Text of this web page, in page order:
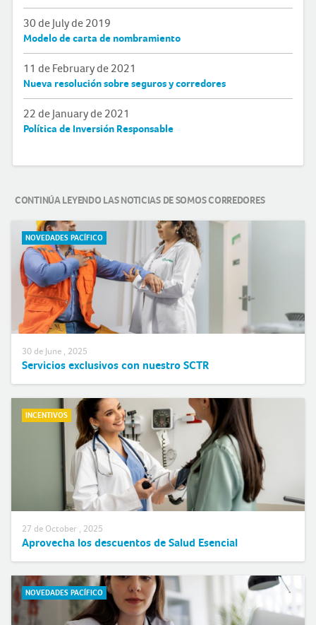
30 de July de 2019
Modelo de carta de nombramiento
11 de February de 2021
Nueva resolución sobre seguros y corredores
22 de January de 2021
Política de Inversión Responsable
CONTINÚA LEYENDO LAS NOTICIAS DE SOMOS CORREDORES
NOVEDADES PACÍFICO
30 de June , 2025
Servicios exclusivos con nuestro SCTR
INCENTIVOS
27 de October , 2025
Aprovecha los descuentos de Salud Esencial
NOVEDADES PACÍFICO